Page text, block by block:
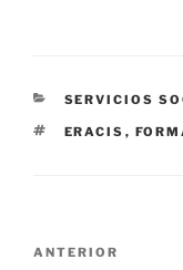
CATEGORÍAS
SERVICIOS
ETIQUETAS
ERACIS ,
Navegación
Entrada
ANTERIOR